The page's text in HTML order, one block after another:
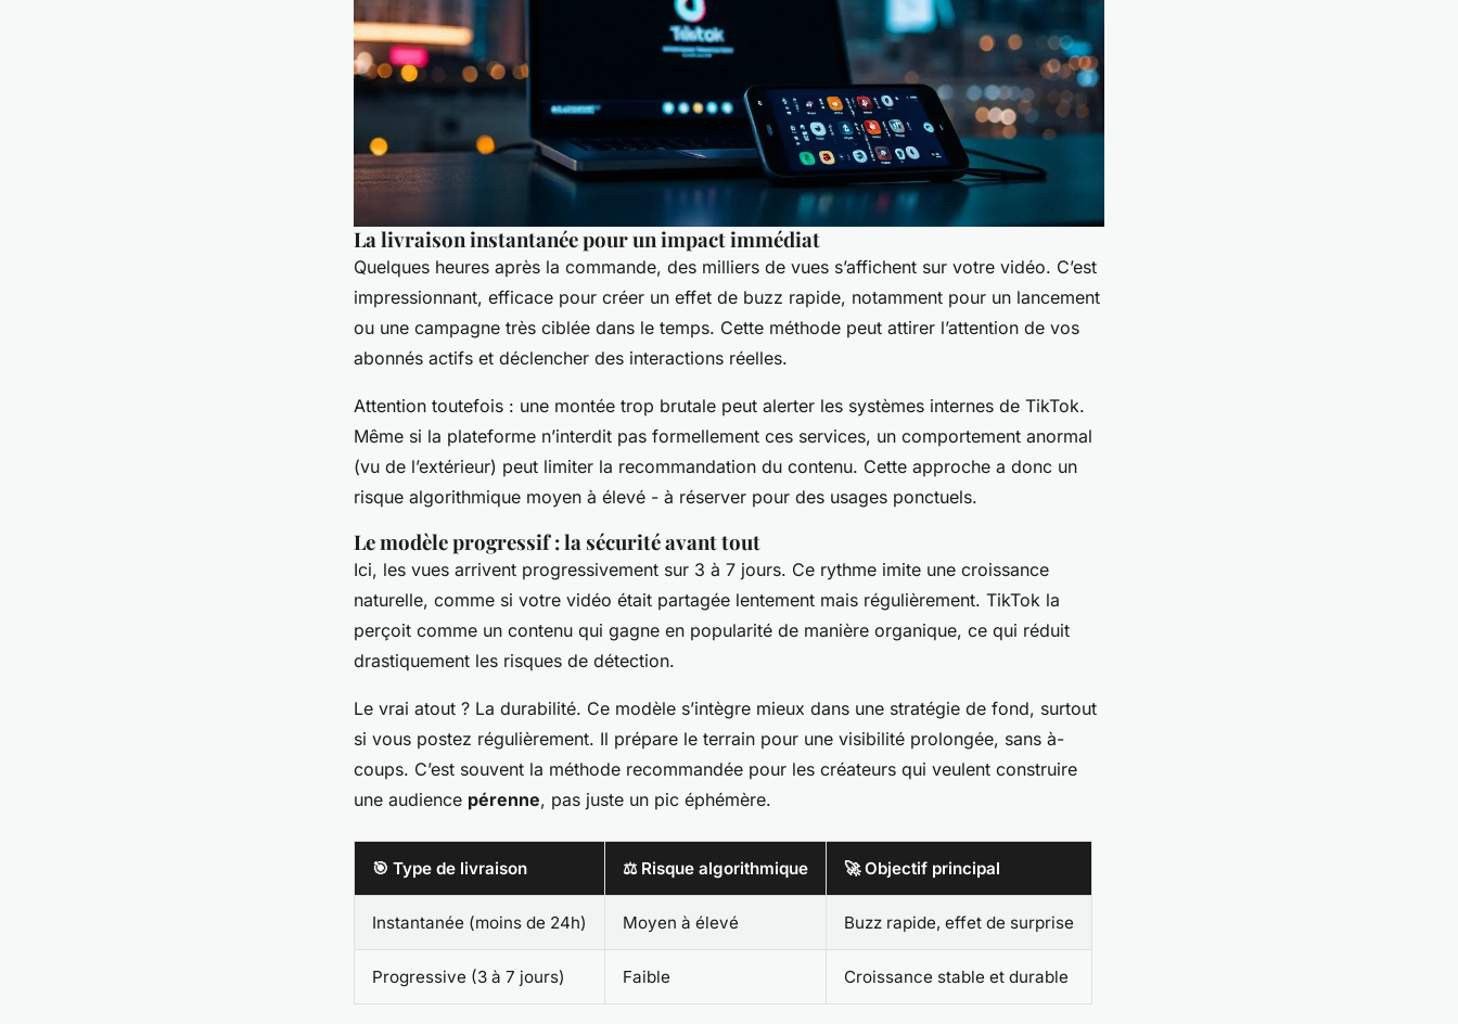
La livraison instantanée pour un impact immédiat
Quelques heures après la commande, des milliers de vues s’affichent sur votre vidéo. C’est
impressionnant, efficace pour créer un effet de buzz rapide, notamment pour un lancement
ou une campagne très ciblée dans le temps. Cette méthode peut attirer l’attention de vos
abonnés actifs et déclencher des interactions réelles.
Attention toutefois : une montée trop brutale peut alerter les systèmes internes de TikTok.
Même si la plateforme n’interdit pas formellement ces services, un comportement anormal
(vu de l’extérieur) peut limiter la recommandation du contenu. Cette approche a donc un
risque algorithmique moyen à élevé - à réserver pour des usages ponctuels.
Le modèle progressif : la sécurité avant tout
Ici, les vues arrivent progressivement sur 3 à 7 jours. Ce rythme imite une croissance
naturelle, comme si votre vidéo était partagée lentement mais régulièrement. TikTok la
perçoit comme un contenu qui gagne en popularité de manière organique, ce qui réduit
drastiquement les risques de détection.
Le vrai atout ? La durabilité. Ce modèle s’intègre mieux dans une stratégie de fond, surtout
si vous postez régulièrement. Il prépare le terrain pour une visibilité prolongée, sans à-
coups. C’est souvent la méthode recommandée pour les créateurs qui veulent construire
une audience pérenne, pas juste un pic éphémère.
🎯 Type de livraison ⚖️ Risque algorithmique 🚀 Objectif principal
Instantanée (moins de 24h) Moyen à élevé Buzz rapide, effet de surprise
Progressive (3 à 7 jours) Faible Croissance stable et durable